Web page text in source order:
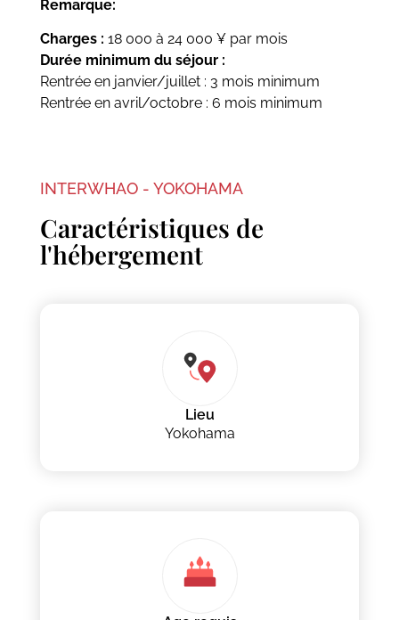
Remarque:
Charges : 18 000 à 24 000 ¥ par mois
Durée minimum du séjour :
Rentrée en janvier/juillet : 3 mois minimum
Rentrée en avril/octobre : 6 mois minimum
INTERWHAO - YOKOHAMA
Caractéristiques de
l'hébergement
Lieu
Yokohama